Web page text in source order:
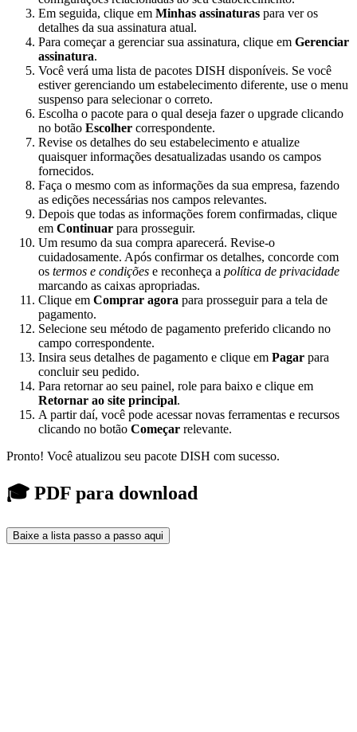
Em seguida, clique em Minhas assinaturas para ver os
detalhes da sua assinatura atual.
Para começar a gerenciar sua assinatura, clique em Gerenciar
assinatura.
Você verá uma lista de pacotes DISH disponíveis. Se você
estiver gerenciando um estabelecimento diferente, use o menu
suspenso para selecionar o correto.
Escolha o pacote para o qual deseja fazer o upgrade clicando
no botão Escolher correspondente.
Revise os detalhes do seu estabelecimento e atualize
quaisquer informações desatualizadas usando os campos
fornecidos.
Faça o mesmo com as informações da sua empresa, fazendo
as edições necessárias nos campos relevantes.
Depois que todas as informações forem confirmadas, clique
em Continuar para prosseguir.
Um resumo da sua compra aparecerá. Revise-o
cuidadosamente. Após confirmar os detalhes, concorde com
os termos e condições e reconheça a política de privacidade
marcando as caixas apropriadas.
Clique em Comprar agora para prosseguir para a tela de
pagamento.
Selecione seu método de pagamento preferido clicando no
campo correspondente.
Insira seus detalhes de pagamento e clique em Pagar para
concluir seu pedido.
Para retornar ao seu painel, role para baixo e clique em
Retornar ao site principal.
A partir daí, você pode acessar novas ferramentas e recursos
clicando no botão Começar relevante.
Pronto! Você atualizou seu pacote DISH com sucesso.
🎓 PDF para download
Baixe a lista passo a passo aqui